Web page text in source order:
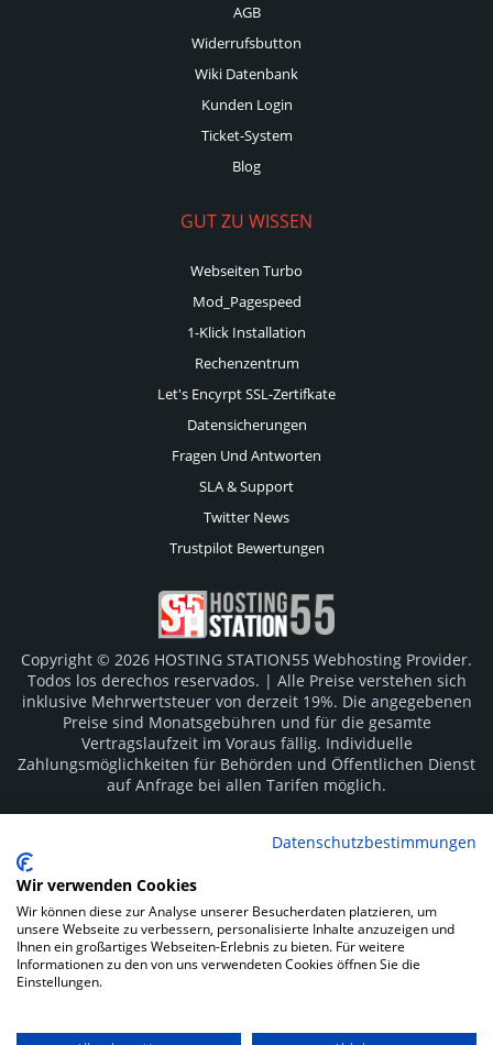
AGB
Widerrufsbutton
Wiki Datenbank
Kunden Login
Ticket-System
Blog
GUT ZU WISSEN
Webseiten Turbo
Mod_Pagespeed
1-Klick Installation
Rechenzentrum
Let's Encyrpt SSL-Zertifkate
Datensicherungen
Fragen Und Antworten
SLA & Support
Twitter News
Trustpilot Bewertungen
Copyright © 2026 HOSTING STATION55 Webhosting Provider.
Todos los derechos reservados. | Alle Preise verstehen sich
inklusive Mehrwertsteuer von derzeit 19%. Die angegebenen
Preise sind Monatsgebühren und für die gesamte
Vertragslaufzeit im Voraus fällig. Individuelle
Zahlungsmöglichkeiten für Behörden und Öffentlichen Dienst
auf Anfrage bei allen Tarifen möglich.
Hersteller. Irrtümer vorbehalten.
SOCIAL MEDIA
Datenschutzbestimmungen
Wir verwenden Cookies
Wir können diese zur Analyse unserer Besucherdaten platzieren, um
unsere Webseite zu verbessern, personalisierte Inhalte anzuzeigen und
Ihnen ein großartiges Webseiten-Erlebnis zu bieten. Für weitere
Informationen zu den von uns verwendeten Cookies öffnen Sie die
Einstellungen.